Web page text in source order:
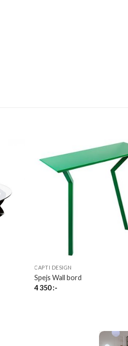
CAPTI DESIGN
Spejs Wall bord
4 350:-